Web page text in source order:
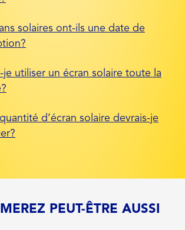
solaires ont-ils une date de
je utiliser un écran solaire toute la
d’écran solaire devrais-je
PEUT-ÊTRE AUSSI